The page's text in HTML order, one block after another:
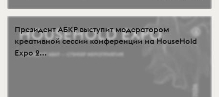
Президент АБКР выступит модератором
креативной сессии конференции на HouseHold
Expo 2...